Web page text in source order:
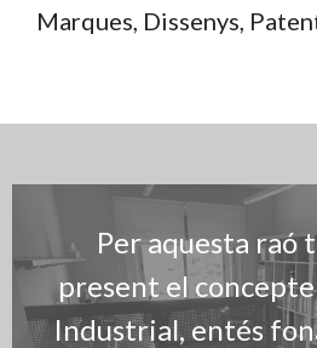
Marques, Dissenys,
Per aquesta raó
present el
Industrial, entés